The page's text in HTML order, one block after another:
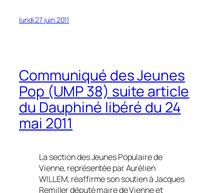
lundi 27 juin 2011
Communiqué des Jeunes
Pop (UMP 38) suite article
du Dauphiné libéré du 24
mai 2011
La section des Jeunes Populaire de
Vienne, représentée par Aurélien
WILLEM, réaffirme son soutien à Jacques
Remiller député maire de Vienne et